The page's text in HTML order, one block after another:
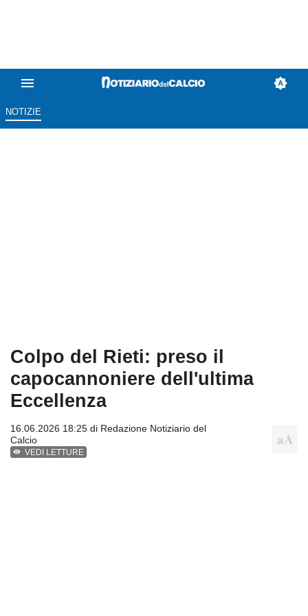
NOTIZIE
Colpo del Rieti: preso il
capocannoniere dell'ultima
Eccellenza
16.06.2026 18:25 di Redazione Notiziario del
Calcio
VEDI LETTURE